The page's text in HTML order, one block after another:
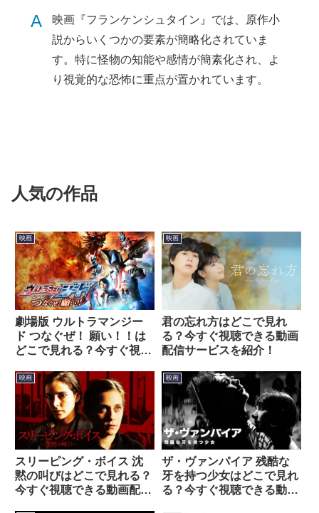
A
映画『フランケンシュタイン』では、原作小
説からいくつかの要素が簡略化されていま
す。特に怪物の知能や感情が簡素化され、よ
り視覚的な恐怖に重点が置かれています。
人気の作品
映画
劇場版 ウルトラマンジー
ド つなぐぜ！ 願い！！は
どこで見れる？今すぐ視聴
紹介！
映画
君の忘れ方はどこで見れ
る？今すぐ視聴できる動画
配信サービスを紹介！
映画
スリーピング・ボイス 沈
黙の叫びはどこで見れる？
今すぐ視聴できる動画配信
映画
ザ・ヴァンパイア 残酷な
牙を持つ少女はどこで見れ
る？今すぐ視聴できる動画